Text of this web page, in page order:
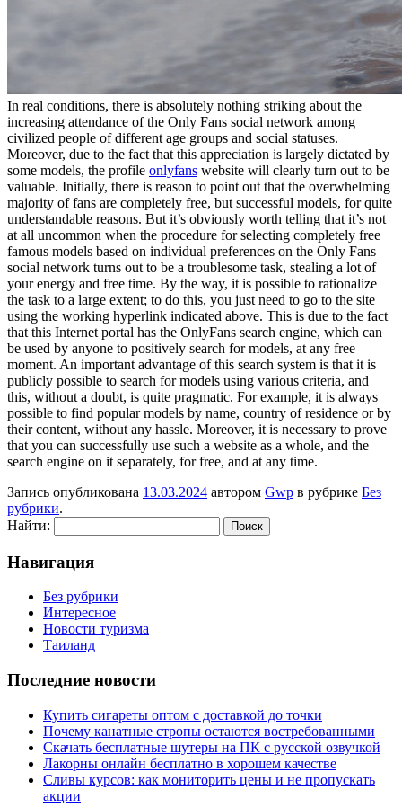
In real conditions, there is absolutely nothing striking about the
increasing attendance of the Only Fans social network among
civilized people of different age groups and social statuses.
Moreover, due to the fact that this appreciation is largely dictated by
some models, the profile onlyfans website will clearly turn out to be
valuable. Initially, there is reason to point out that the overwhelming
majority of fans are completely free, but successful models, for quite
understandable reasons. But it’s obviously worth telling that it’s not
at all uncommon when the procedure for selecting completely free
famous models based on individual preferences on the Only Fans
social network turns out to be a troublesome task, stealing a lot of
your energy and free time. By the way, it is possible to rationalize
the task to a large extent; to do this, you just need to go to the site
using the working hyperlink indicated above. This is due to the fact
that this Internet portal has the OnlyFans search engine, which can
be used by anyone to positively search for models, at any free
moment. An important advantage of this search system is that it is
publicly possible to search for models using various criteria, and
this, without a doubt, is quite pragmatic. For example, it is always
possible to find popular models by name, country of residence or by
their content, without any hassle. Moreover, it is necessary to prove
that you can successfully use such a website as a whole, and the
search engine on it separately, for free, and at any time.
Запись опубликована 13.03.2024 автором Gwp в рубрике Без
рубрики.
Найти:
Навигация
Без рубрики
Интересное
Новости туризма
Таиланд
Последние новости
Купить сигареты оптом с доставкой до точки
Почему канатные стропы остаются востребованными
Скачать бесплатные шутеры на ПК с русской озвучкой
Лакорны онлайн бесплатно в хорошем качестве
Сливы курсов: как мониторить цены и не пропускать
акции